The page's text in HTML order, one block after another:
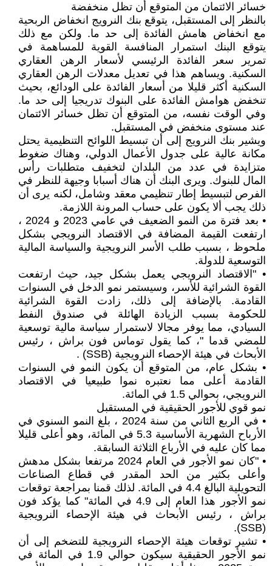
خسائر الائتمان من المتوقع أن تظل منخفضة
بالنظر إلى المستقبل، يتوقع بنك النرويج انخفاض الربحية
مع انخفاض هامش الفائدة إلى حد ما. ولكن مع ذلك
يتوقع البنك استمرار المنافسة القوية للمساهمة في
تمرير سعر الفائدة الرئيسي لأسعار الرهن العقاري
السكنية. ويساهم هذا في تعديل معدلات الرهن العقاري
السكنية أكثر قليلا من أسعار الفائدة على الودائع، بحيث
تنخفض هوامش الفائدة على البنوك تدريجيا إلى حد ما.
وفي الوقت نفسه، من المتوقع أن تظل خسائر الائتمان
عند مستوى منخفض في المستقبل.
ويشير بنك النرويج إلى أن تبسيط اللوائح التنظيمية يحتل
مكانة عالية على جدول الأعمال الدولي، وهناك ضغوط
متزايدة في عدد من البلدان لتخفيف متطلبات رأس
المال للبنوك. ويرى البنك أن هناك أسبابا وجيهة للنظر في
الفرص لتبسيط إطار تنظيمي معقد وشامل، لكنه يرى أن
ذلك يجب ألا يكون على حساب المرونة اللازمة.
• بعد فترة من النمو الضعيف في عامي 2023 و 2024 ،
ارتفعت القيمة المضافة في الاقتصاد النرويجي بشكل
ملحوظ ، بسبب طلب الأسر النرويجية والسياسة المالية
التوسعية للدولة.
• "الاقتصاد النرويجي يعمل بشكل جيد، حيث ارتفعت
القوة الشرائية للأسر، وسيستمر نمو الدخل في السنوات
القادمة. بالإضافة إلى ذلك، زادت القوة الشرائية
للحكومة بسبب الزيادة الهائلة في صندوق النفط
السيادي، مما يوفر مجالا لاستمرار سياسة مالية توسعية
للمضي قدما "، كما يقول توماس فون براش ، رئيس
الأبحاث في هيئة الإحصاء النرويجية (SSB) .
• بشكل عام، من المتوقع أن يكون النمو في السنوات
القادمة أعلى مما نعتبره نموا طبيعيا في الاقتصاد
النرويجي، بحوالي 1.5 في المائة.
نمو قوي للأجور الحقيقية في المستقبل
• في الربع الثاني من سنة 2024 ، بلغ النمو السنوي في
الأرباح الشهرية الأساسية 5.3 في المائة، وهو أعلى قليلا
مما كان عليه في الأرباع الثلاثة السابقة.
• "كان نمو الأجور في العام 2024 مرتفعا بشكل مدهش
وأعلى بكثير من الحد المقدر في قطاع الصناعات
التحويلية البالغ 4.4 في المائة. لذلك قمنا بمراجعة توقعات
نمو الأجور هذا العام إلى 4.9 في المائة" كما يؤكد فون
براش ، رئيس الأبحاث في هيئة الإحصاء النرويجية
(SSB).
• تشير توقعات هيئة الإحصاء النرويجية للتضخم إلى أن
نمو الأجور الحقيقية سيكون حوالي 1.9 في المائة في